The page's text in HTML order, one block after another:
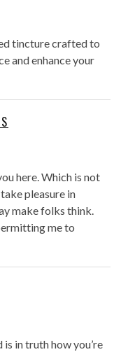
tincture crafted to
and enhance your
here. Which is not
pleasure in
make folks think.
me to
in truth how you’re